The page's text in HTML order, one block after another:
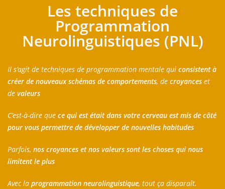
Les techniques de
Programmation
Neurolinguistiques (PNL)
Il s’agit de techniques de programmation mentale qui consistent à
créer de nouveaux schémas de comportements, de croyances et
de valeurs
C’est-à-dire que ce qui est était dans votre cerveau est mis de côté
pour vous permettre de développer de nouvelles habitudes
Parfois, nos croyances et nos valeurs sont les choses qui nous
limitent le plus
Avec la programmation neurolinguistique, tout ça disparaît.